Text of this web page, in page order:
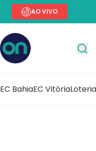
AO VIVO
EC BahiaEC Vitória